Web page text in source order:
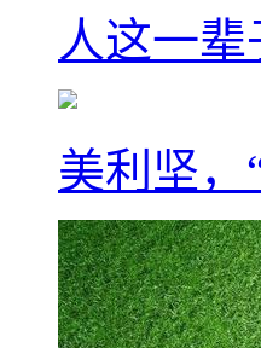
人这一
美利坚，